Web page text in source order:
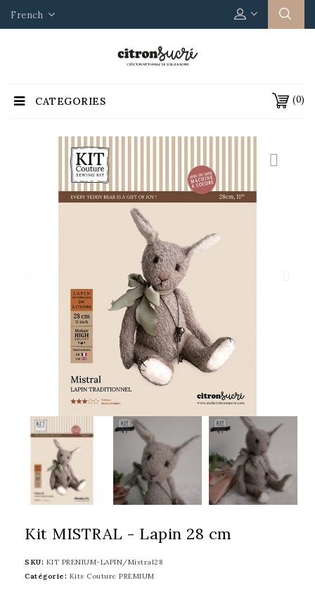
French
(0)
CATEGORIES
Kit MISTRAL - Lapin 28 cm
SKU
KIT PRENIUM-LAPIN/Mistral28
Catégorie
Kits Couture PREMIUM